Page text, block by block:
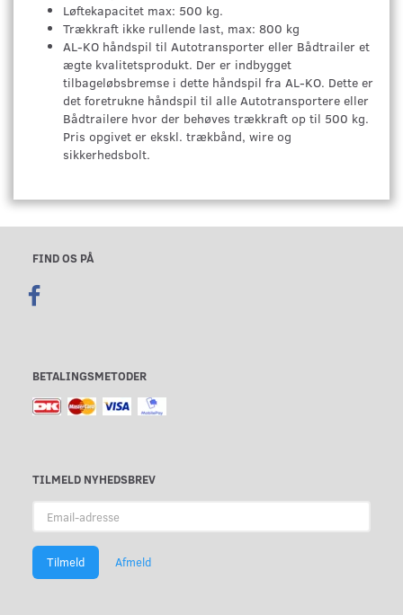
Løftekapacitet max: 500 kg.
Trækkraft ikke rullende last, max: 800 kg
AL-KO håndspil til Autotransporter eller Bådtrailer et
ægte kvalitetsprodukt. Der er indbygget
tilbageløbsbremse i dette håndspil fra AL-KO. Dette er
det foretrukne håndspil til alle Autotransportere eller
Bådtrailere hvor der behøves trækkraft op til 500 kg.
Pris opgivet er ekskl. trækbånd, wire og
sikkerhedsbolt.
FIND OS PÅ
BETALINGSMETODER
TILMELD NYHEDSBREV
adresse
Tilmeld Afmeld